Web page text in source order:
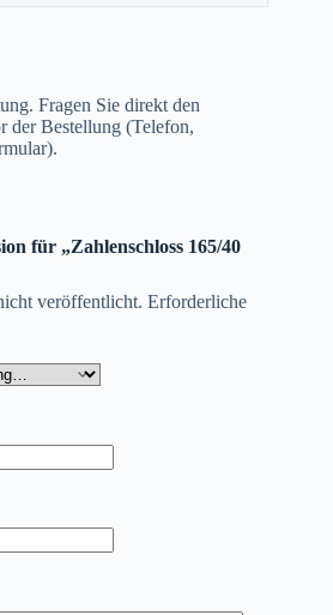
Fragen Sie direkt den
der Bestellung (Telefon,
für „Zahlenschloss 165/40
veröffentlicht. Erforderliche